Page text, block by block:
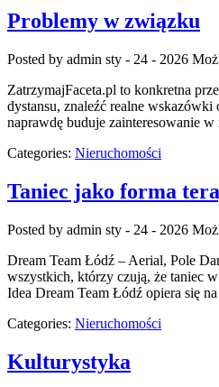
Problemy w związku
Posted by admin sty - 24 - 2026
ZatrzymajFaceta.pl to konkretna
dystansu, znaleźć realne
naprawdę buduje zainteresowanie
Categories: Nieruchomości
Taniec jako forma
Posted by admin sty - 24 - 2026
Dream Team Łódź – Aerial, Pole
wszystkich, którzy czują, że taniec
Idea Dream Team Łódź opiera się
Categories: Nieruchomości
Kulturystyka